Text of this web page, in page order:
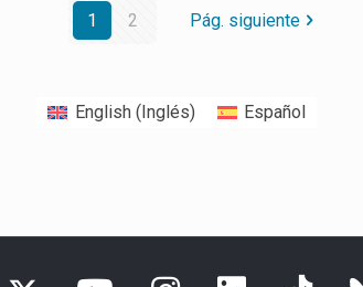
1 2 Pág. siguiente
English(Inglés) Español